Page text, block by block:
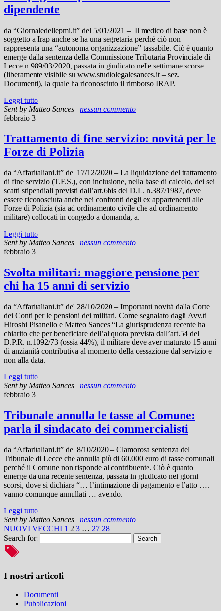
dipendente
da “Giornaledellepmi.it” del 5/01/2021 – Il medico di base non è
soggetto a Irap anche se ha una segretaria perché ciò non
rappresenta una “autonoma organizzazione” tassabile. Ciò è quanto
emerge dalla sentenza della Commissione Tributaria Provinciale di
Lecce n.989/03/2020, passata in giudicato nelle settimane scorse
(liberamente visibile su www.studiolegalesances.it – sez.
Documenti), la quale ha riconosciuto il rimborso IRAP.
Leggi tutto
Sent by Matteo Sances | nessun commento
febbraio 3
Trattamento di fine servizio: novità per le
Forze di Polizia
da “Affaritaliani.it” del 17/12/2020 – La liquidazione del trattamento
di fine servizio (T.F.S.), con inclusione, nella base di calcolo, dei sei
scatti stipendiali previsti dall’art.6bis del D.L. n.387/1987, deve
essere riconosciuta anche nei confronti degli ex appartenenti alle
Forze di Polizia (sia ad ordinamento civile che ad ordinamento
militare) collocati in congedo a domanda, a.
Leggi tutto
Sent by Matteo Sances | nessun commento
febbraio 3
Svolta militari: maggiore pensione per
chi ha 15 anni di servizio
da “Affaritaliani.it” del 28/10/2020 – Importanti novità dalla Corte
dei Conti per le pensioni dei militari. Come segnalato dagli Avv.ti
Hiroshi Pisanello e Matteo Sances “La giurisprudenza recente ha
chiarito che per beneficiare dell’aliquota prevista dall’art.54 del
D.P.R. n.1092/73 (ossia 44%), il militare deve aver maturato 15 anni
di anzianità contributiva al momento della cessazione dal servizio e
non alla data.
Leggi tutto
Sent by Matteo Sances | nessun commento
febbraio 3
Tribunale annulla le tasse al Comune:
parla il sindacato dei commercialisti
da “Affaritaliani.it” del 8/10/2020 – Clamorosa sentenza del
Tribunale di Lecce che annulla più di 60.000 euro di tasse comunali
perché il Comune non risponde al contribuente. Ciò è quanto
emerge da una recente sentenza, passata in giudicato nei giorni
scorsi, dove si dichiara “… l’intimazione di pagamento e l’atto ….
vanno comunque annullati … avendo.
Leggi tutto
Sent by Matteo Sances | nessun commento
NUOVI VECCHI 1 2 3 … 27 28
Search for:
I nostri articoli
Documenti
Pubblicazioni